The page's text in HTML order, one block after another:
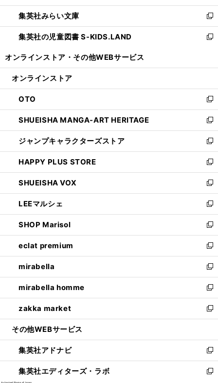
開
く
ウ
で
開
く
ン
ド
ウ
で
ウ
ィ
ン
ド
開
集英社みらい文庫
新
し
い
ン
ウ
で
開
く
集英社の児童図書 S-KIDS.LAND
新
ウ
ン
ド
ウ
で
開
く
オンラインストア・ その他WEBサービス
オンラインストア
OTO
新
し
い
ウ
ィ
ン
ド
ウ
で
開
く
SHUEISHA MANGA-ART HERITAGE
新
し
い
ウ
ィ
ン
ド
ウ
で
開
く
ジャンプキャラクターズストア
新
し
い
ウ
ィ
ン
ド
ウ
で
開
く
HAPPY PLUS STORE
新
し
い
ウ
ィ
ン
ド
ウ
で
開
く
SHUEISHA VOX
新
し
い
ウ
ィ
ン
ド
ウ
で
開
く
LEEマルシェ
新
し
い
ウ
ィ
ン
ド
ウ
で
開
く
SHOP Marisol
新
し
い
ウ
ィ
ン
ド
ウ
で
開
eclat premium
新
し
い
ウ
ィ
ン
ド
ウ
開
く
mirabella
新
し
い
ウ
ィ
ン
ウ
で
開
く
mirabella homme
新
し
い
ウ
ン
ド
ウ
で
zakka market
新
し
ウ
ィ
ン
ド
その他WEBサービス
集英社アドナビ
新
し
い
集英社エディターズ・ラボ
新